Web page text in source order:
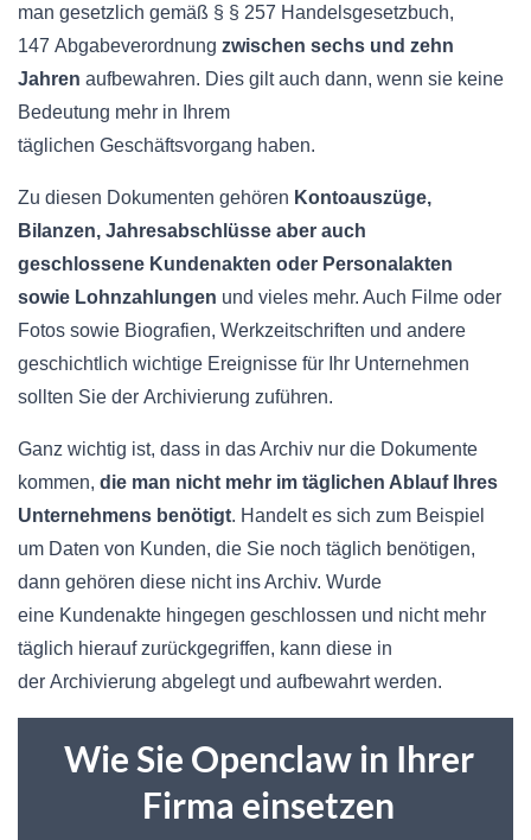
man gesetzlich gemäß § § 257 Handelsgesetzbuch,
147 Abgabeverordnung zwischen sechs und zehn
Jahren aufbewahren. Dies gilt auch dann, wenn sie keine
Bedeutung mehr in Ihrem
täglichen Geschäftsvorgang haben.
Zu diesen Dokumenten gehören Kontoauszüge,
Bilanzen, Jahresabschlüsse aber auch
geschlossene Kundenakten oder Personalakten
sowie Lohnzahlungen und vieles mehr. Auch Filme oder
Fotos sowie Biografien, Werkzeitschriften und andere
geschichtlich wichtige Ereignisse für Ihr Unternehmen
sollten Sie der Archivierung zuführen.
Ganz wichtig ist, dass in das Archiv nur die Dokumente
kommen, die man nicht mehr im täglichen Ablauf Ihres
Unternehmens benötigt. Handelt es sich zum Beispiel
um Daten von Kunden, die Sie noch täglich benötigen,
dann gehören diese nicht ins Archiv. Wurde
eine Kundenakte hingegen geschlossen und nicht mehr
täglich hierauf zurückgegriffen, kann diese in
der Archivierung abgelegt und aufbewahrt werden.